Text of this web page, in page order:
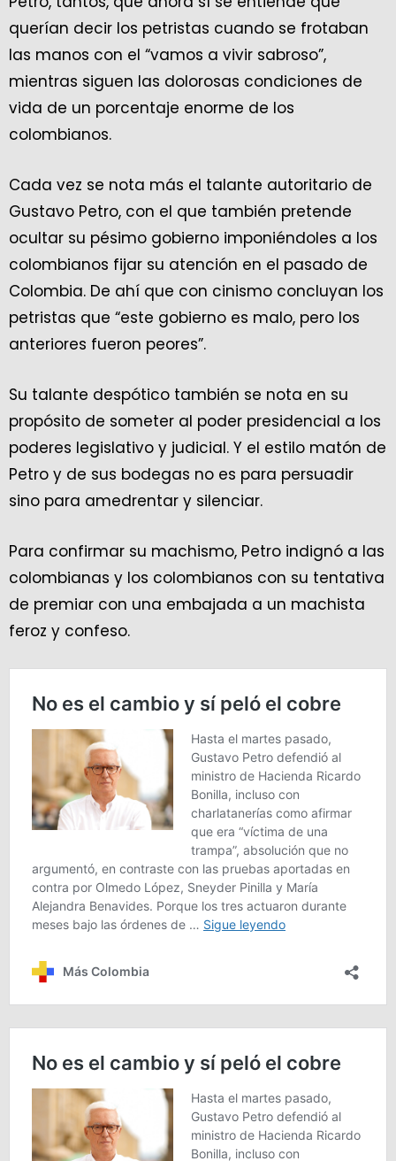
querían decir los petristas cuando se frotaban
las manos con el “vamos a vivir sabroso”,
mientras siguen las dolorosas condiciones de
vida de un porcentaje enorme de los
colombianos.
Cada vez se nota más el talante autoritario de
Gustavo Petro, con el que también pretende
ocultar su pésimo gobierno imponiéndoles a los
colombianos fijar su atención en el pasado de
Colombia. De ahí que con cinismo concluyan los
petristas que “este gobierno es malo, pero los
anteriores fueron peores”.
Su talante despótico también se nota en su
propósito de someter al poder presidencial a los
poderes legislativo y judicial. Y el estilo matón de
Petro y de sus bodegas no es para persuadir
sino para amedrentar y silenciar.
Para confirmar su machismo, Petro indignó a las
colombianas y los colombianos con su tentativa
de premiar con una embajada a un machista
feroz y confeso.